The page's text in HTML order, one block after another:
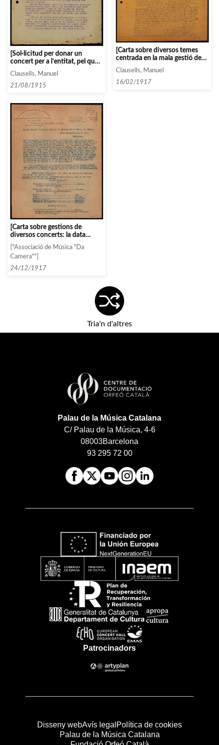
[Sol·licitud per donar un
concert per a l’entitat, pel qual
Josep Rabentós i Enric
Granados hi estan interessats]
Clausells, Manuel
21/08/1915
[Carta sobre diversos temes
centrada en la mala gestió de
Clausells, Manuel
16/02/1917
[Carta sobre gestions de
diversos concerts: la data
d’actuació del Trio Femina, els
programes proposats per
Quiroga i el fet que Vallin
Pardo està molt sol·licitat pel
["Associació de Música "Da
Camera""]
24/12/1917
Tria'n d'altres
Palau de la Música Catalana
C/ Palau de la Música, 4-6
08003Barcelona
93 295 72 00
Patrocinadors
Disseny webAvís legal Política de cookies
Palau de la Música Catalana